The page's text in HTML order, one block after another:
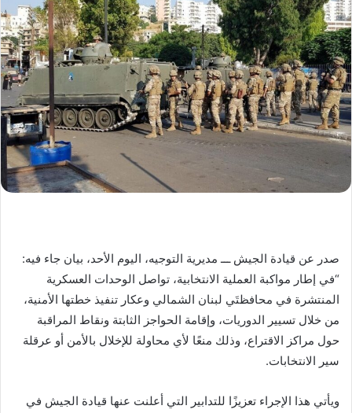
صدر عن قيادة الجيش ـــ مديرية التوجيه، اليوم الأحد، بيان جاء فيه:
“في إطار مواكبة العملية الانتخابية، تواصل الوحدات العسكرية
المنتشرة في محافظتَي لبنان الشمالي وعكار تنفيذ خطتها الأمنية،
من خلال تسيير الدوريات، وإقامة الحواجز الثابتة ونقاط المراقبة
حول مراكز الاقتراع، وذلك منعًا لأي محاولة للإخلال بالأمن أو عرقلة
سير الانتخابات.
ويأتي هذا الإجراء تعزيزًا للتدابير التي أعلنت عنها قيادة الجيش في